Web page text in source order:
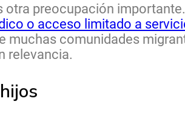
otra preocupación
o acceso limitado a
muchas comunidades
relevancia.